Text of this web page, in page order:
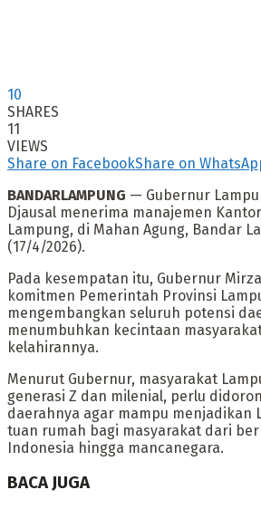
10
SHARES
11
VIEWS
Share on FacebookShare on
BANDARLAMPUNG — Gubernur
Djausal menerima manajemen
Lampung, di Mahan Agung, Bandar
(17/4/2026).
Pada kesempatan itu, Gubernur
komitmen Pemerintah Provinsi
mengembangkan seluruh potensi
menumbuhkan kecintaan
kelahirannya.
Menurut Gubernur, masyarakat
generasi Z dan milenial, perlu
daerahnya agar mampu menjadikan
tuan rumah bagi masyarakat dari
Indonesia hingga mancanegara.
BACA JUGA